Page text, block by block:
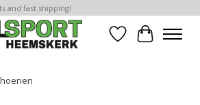
and fast shipping!
Verlanglijst